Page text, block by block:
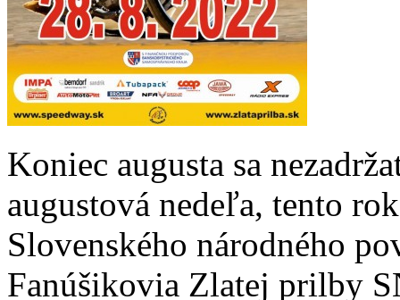
Koniec augusta sa
augustová nedeľa, tento
Slovenského národného
Fanúšikovia Zlatej prilby